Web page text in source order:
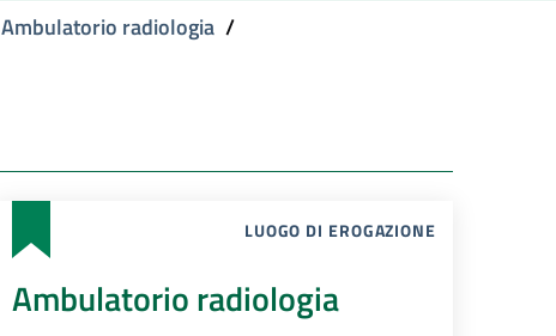
Ambulatorio radiologia /
LUOGO DI EROGAZIONE
Ambulatorio radiologia